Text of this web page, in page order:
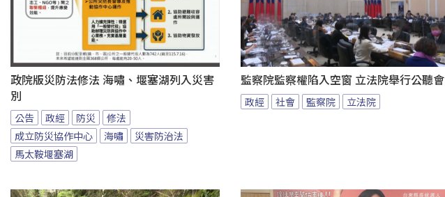
政院版災防法修法 海嘯、堰塞湖列入災害
別
公告 政經 防災
修法
成立防災協作中心
海嘯
災害防治法
馬太鞍堰塞湖
監察院監察權陷入空窗 立法院舉行公聽會
政經 社會 監察院 立法院